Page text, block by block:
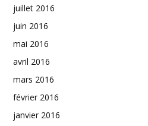
juillet 2016
juin 2016
mai 2016
avril 2016
mars 2016
février 2016
janvier 2016